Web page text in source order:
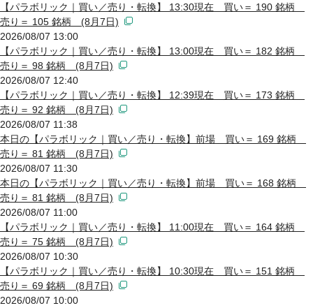
【パラボリック｜買い／売り・転換】 13:30現在 買い＝ 190 銘柄
売り＝ 105 銘柄 (8月7日)
2026/08/07 13:00
【パラボリック｜買い／売り・転換】 13:00現在 買い＝ 182 銘柄
売り＝ 98 銘柄 (8月7日)
2026/08/07 12:40
【パラボリック｜買い／売り・転換】 12:39現在 買い＝ 173 銘柄
売り＝ 92 銘柄 (8月7日)
2026/08/07 11:38
本日の【パラボリック｜買い／売り・転換】前場 買い＝ 169 銘柄
売り＝ 81 銘柄 (8月7日)
2026/08/07 11:30
本日の【パラボリック｜買い／売り・転換】前場 買い＝ 168 銘柄
売り＝ 81 銘柄 (8月7日)
2026/08/07 11:00
【パラボリック｜買い／売り・転換】 11:00現在 買い＝ 164 銘柄
売り＝ 75 銘柄 (8月7日)
2026/08/07 10:30
【パラボリック｜買い／売り・転換】 10:30現在 買い＝ 151 銘柄
売り＝ 69 銘柄 (8月7日)
2026/08/07 10:00